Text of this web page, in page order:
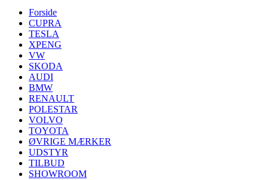
Forside
CUPRA
TESLA
XPENG
VW
SKODA
AUDI
BMW
RENAULT
POLESTAR
VOLVO
TOYOTA
ØVRIGE MÆRKER
UDSTYR
TILBUD
SHOWROOM